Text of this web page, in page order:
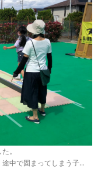
。
中で固まってしまう子…